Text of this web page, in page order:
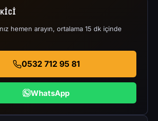
hemen arayın, ortalama 15 dk içinde
0532 712 95 81
WhatsApp